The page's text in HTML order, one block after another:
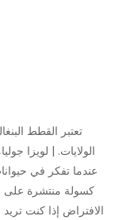
تعتبر القطط
الولايات. | لويزا
عندما تفكر في
كسولة منتشرة على
الافتراض إذا كنت